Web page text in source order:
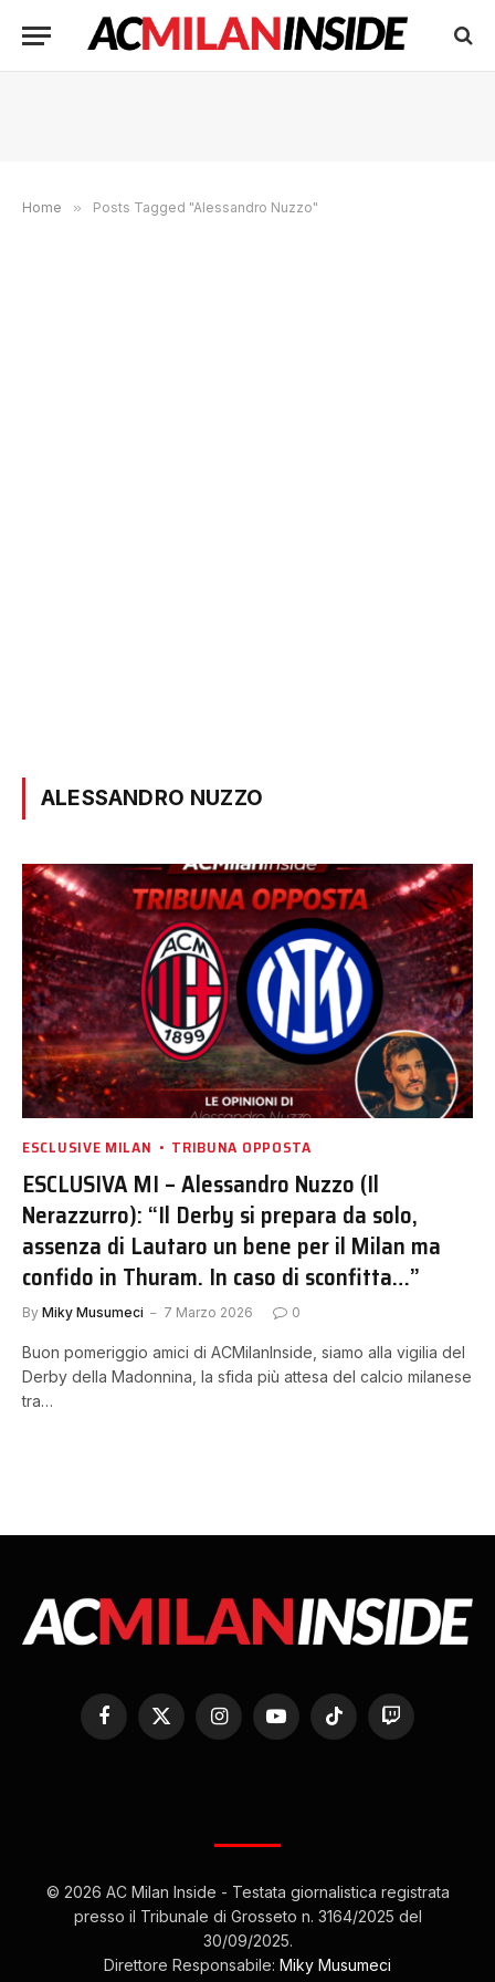
Home » Posts Tagged "Alessandro Nuzzo"
ALESSANDRO NUZZO
ESCLUSIVE MILAN TRIBUNA OPPOSTA
ESCLUSIVA MI – Alessandro Nuzzo (Il
Nerazzurro): “Il Derby si prepara da solo,
assenza di Lautaro un bene per il Milan ma
confido in Thuram. In caso di sconfitta…”
By Miky Musumeci 7 Marzo 2026 0
Buon pomeriggio amici di ACMilanInside, siamo alla vigilia del
Derby della Madonnina, la sfida più attesa del calcio milanese
tra…
Facebook
X
(Twitter)
InstagramYouTubeTikTok Twitch
© 2026 AC Milan Inside - Testata giornalistica registrata
presso il Tribunale di Grosseto n. 3164/2025 del
30/09/2025.
Direttore Responsabile: Miky Musumeci